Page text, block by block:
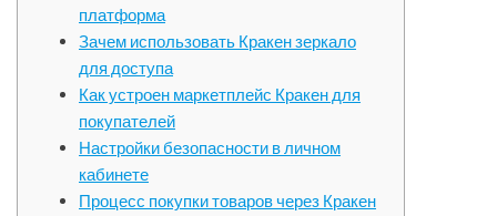
платформа
Зачем использовать Кракен зеркало
для доступа
Как устроен маркетплейс Кракен для
покупателей
Настройки безопасности в личном
кабинете
Процесс покупки товаров через Кракен